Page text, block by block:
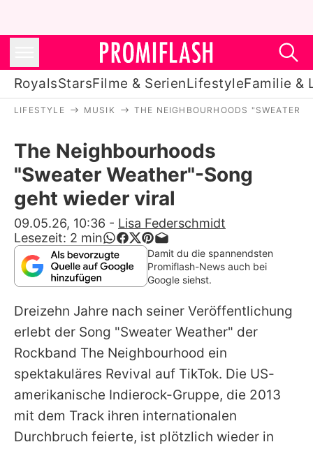
RoyalsStarsFilme & SerienLifestyleFamilie &
Stars
Filme & Serien
Lifestyle
Familie & Liebe
Promiflash Exklusiv
Alle Themen auf Promiflash
Jobs
App runterladen
Team
Redaktionelle Richtlinien
LIFESTYLE MUSIK THE NEIGHBOURHOODS "SWEATER
The Neighbourhoods
"Sweater Weather"-Song
geht wieder viral
09.05.26, 10:36 - Lisa Federschmidt
Lesezeit: 2 min
Damit du die spannendsten
Promiflash-News auch bei
Google siehst.
Dreizehn Jahre nach seiner Veröffentlichung
erlebt der Song "Sweater Weather" der
Rockband The Neighbourhood ein
spektakuläres Revival auf TikTok. Die US-
amerikanische Indierock-Gruppe, die 2013
mit dem Track ihren internationalen
Durchbruch feierte, ist plötzlich wieder in